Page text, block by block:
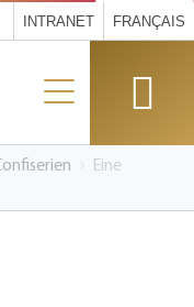
INTRANET FRANÇAIS
Eine